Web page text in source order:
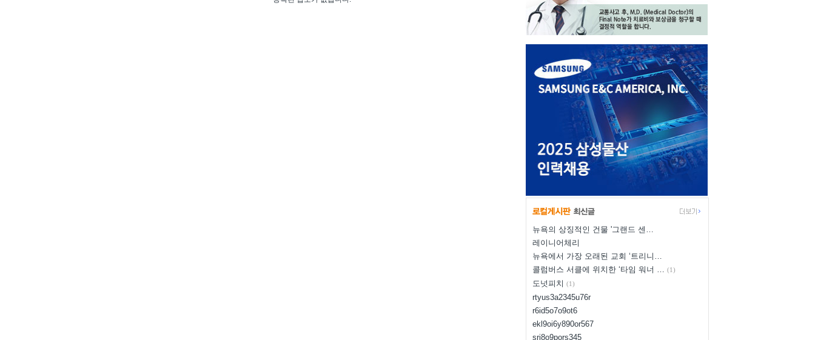
뉴욕의 상징적인 건물 '그랜드 센…
레이니어체리
뉴욕에서 가장 오래된 교회 ‘트리니…
콜럼버스 서클에 위치한 ‘타임 워너 … (1)
도넛피치 (1)
rtyus3a2345u76r
r6id5o7o9ot6
ekl9oi6y890or567
sri8o9pors345